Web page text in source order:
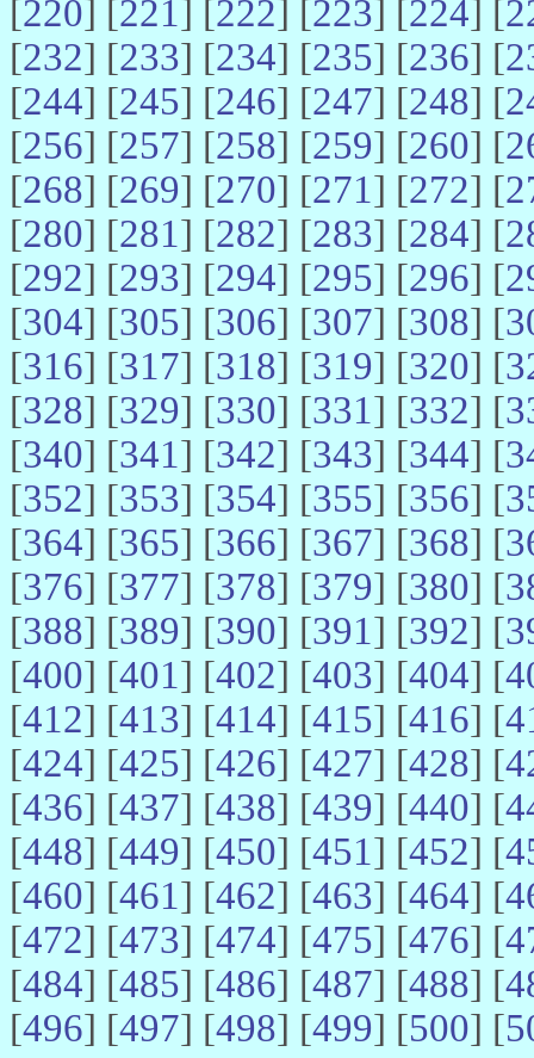
[220] [221] [222] [223] [224] [
[232] [233] [234] [235] [236] [
[244] [245] [246] [247] [248] [
[256] [257] [258] [259] [260] [
[268] [269] [270] [271] [272] [
[280] [281] [282] [283] [284] [
[292] [293] [294] [295] [296] [
[304] [305] [306] [307] [308] [
[316] [317] [318] [319] [320] [
[328] [329] [330] [331] [332] [
[340] [341] [342] [343] [344] [
[352] [353] [354] [355] [356] [
[364] [365] [366] [367] [368] [
[376] [377] [378] [379] [380] [
[388] [389] [390] [391] [392] [
[400] [401] [402] [403] [404] [
[412] [413] [414] [415] [416] [
[424] [425] [426] [427] [428] [
[436] [437] [438] [439] [440] [
[448] [449] [450] [451] [452] [
[460] [461] [462] [463] [464] [
[472] [473] [474] [475] [476] [
[484] [485] [486] [487] [488] [
[496] [497] [498] [499] [500] [